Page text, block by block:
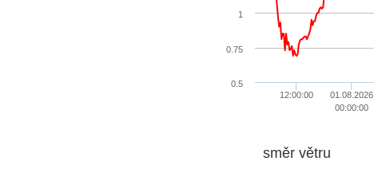
12:00:00
01.08.2026
00:00:00
0.5
0.75
1
směr větru